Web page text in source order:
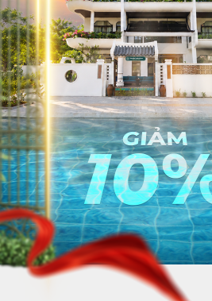
sửa dữ liệu cá nhân của mình:
sửa hoặc hủy bỏ các dữ
và chỉnh
hỗ trợ thực hiện việc này.
nhân cho bên thứ 3 đến Ban
những phản hồi này,
hướng dẫn thành viên khôi
máy tính, điện thoại, hay các